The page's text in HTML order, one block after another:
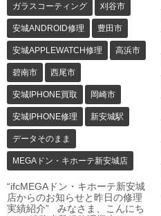
ガラスコーティング 刈谷市
安城ANDROID修理 豊田市
安城APPLEWATCH修理 高浜市
碧南市 西尾市
安城IPHONE買取 岡崎市
安城IPHONE修理 新安城駅
データそのまま
MEGAドン・キホーテ新安城店
“ifcMEGAドン・キホーテ新安城
店からのお知らせと昨日の修理
実績紹介” みなさま、こんにち